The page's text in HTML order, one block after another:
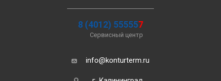
8 (4012) 555557
Сервисный центр
info@konturterm.ru